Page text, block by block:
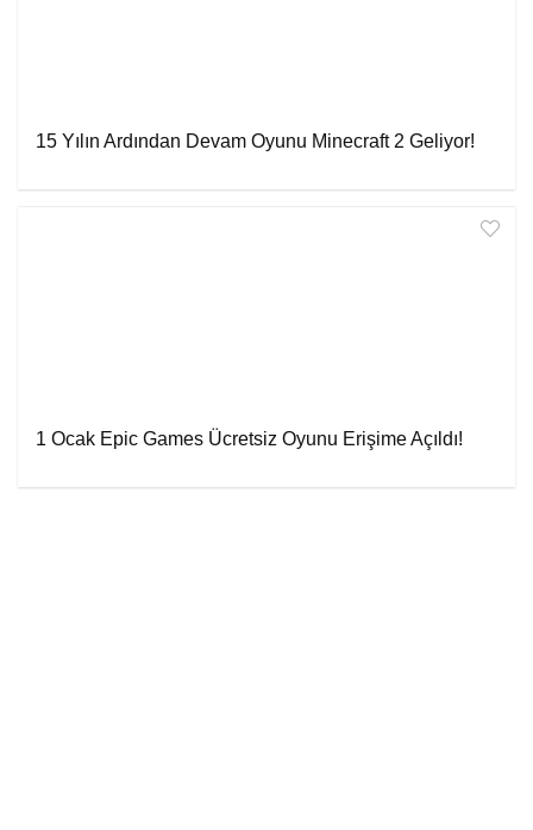
15 Yılın Ardından Devam Oyunu Minecraft 2 Geliyor!
1 Ocak Epic Games Ücretsiz Oyunu Erişime Açıldı!